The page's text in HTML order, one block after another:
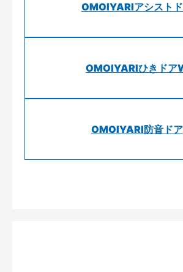
OMOIYARIアシスト
OMOIYARIひきドア
OMOIYARI防音ドア